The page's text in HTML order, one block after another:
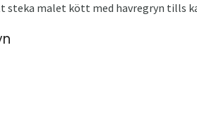
steka malet kött med havregryn tills